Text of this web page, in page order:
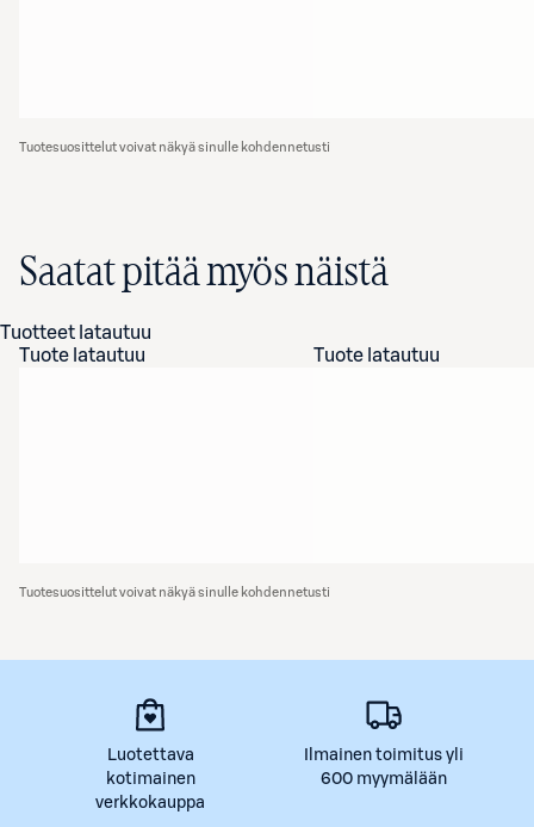
Tuotesuosittelut voivat näkyä sinulle kohdennetusti
Saatat pitää myös näistä
Tuotteet latautuu
Tuote latautuu
Tuote latautuu
Tuotesuosittelut voivat näkyä sinulle kohdennetusti
Luotettava
kotimainen
verkkokauppa
Ilmainen toimitus yli
600 myymälään